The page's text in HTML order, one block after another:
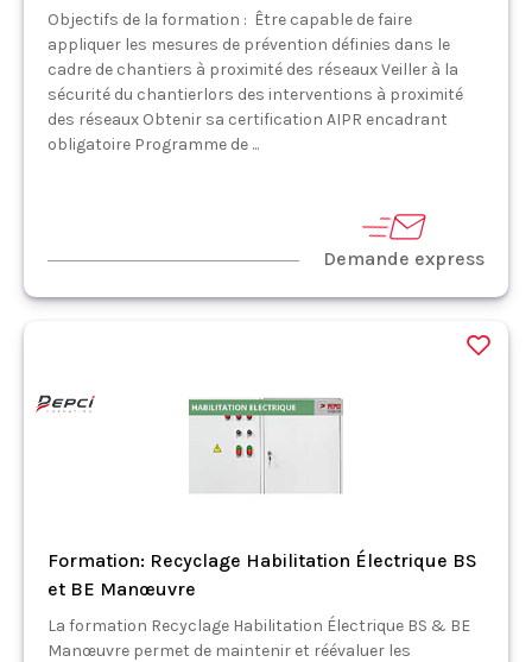
Objectifs de la formation : Être capable de faire
appliquer les mesures de prévention définies dans le
cadre de chantiers à proximité des réseaux Veiller à la
sécurité du chantierlors des interventions à proximité
des réseaux Obtenir sa certification AIPR encadrant
obligatoire Programme de ...
Demande express
Formation: Recyclage Habilitation Électrique BS
et BE Manœuvre
La formation Recyclage Habilitation Électrique BS & BE
Manœuvre permet de maintenir et réévaluer les